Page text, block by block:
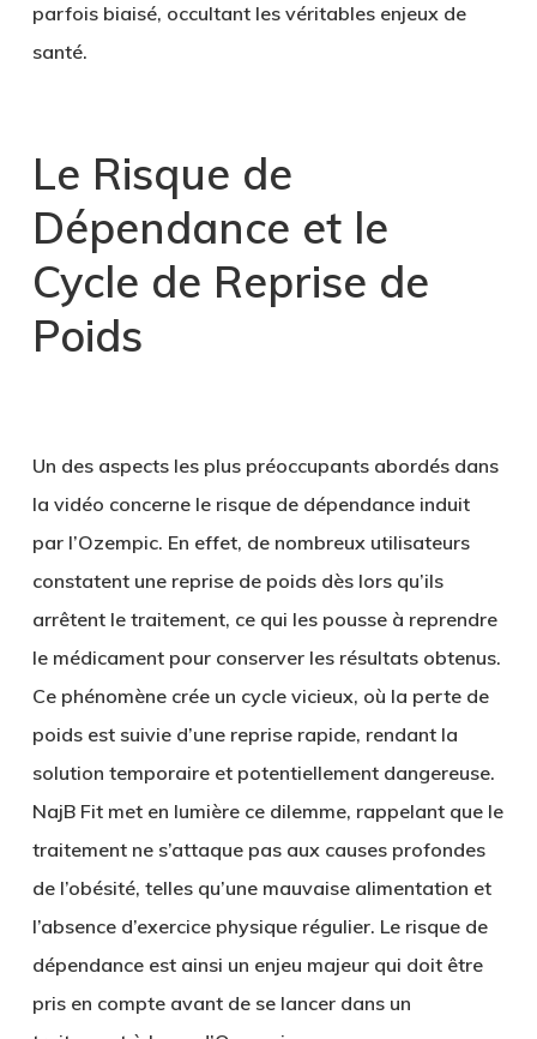
parfois biaisé, occultant les véritables enjeux de
santé.
Le Risque de
Dépendance et le
Cycle de Reprise de
Poids
Un des aspects les plus préoccupants abordés dans
la vidéo concerne le risque de dépendance induit
par l’Ozempic. En effet, de nombreux utilisateurs
constatent une reprise de poids dès lors qu’ils
arrêtent le traitement, ce qui les pousse à reprendre
le médicament pour conserver les résultats obtenus.
Ce phénomène crée un cycle vicieux, où la perte de
poids est suivie d’une reprise rapide, rendant la
solution temporaire et potentiellement dangereuse.
NajB Fit met en lumière ce dilemme, rappelant que le
traitement ne s’attaque pas aux causes profondes
de l’obésité, telles qu’une mauvaise alimentation et
l’absence d’exercice physique régulier. Le risque de
dépendance est ainsi un enjeu majeur qui doit être
pris en compte avant de se lancer dans un